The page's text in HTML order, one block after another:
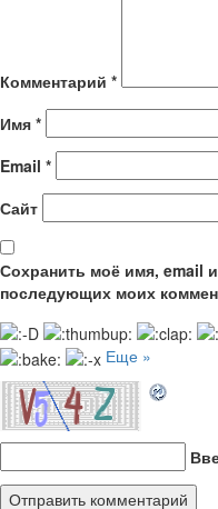
Комментарий *
Имя *
Email *
Сайт
Сохранить моё имя, email
последующих моих
Еще »